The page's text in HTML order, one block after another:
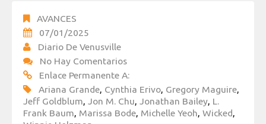
AVANCES
07/01/2025
Diario De Venusville
No Hay Comentarios
Enlace Permanente A:
Ariana Grande, Cynthia Erivo, Gregory Maguire,
Jeff Goldblum, Jon M. Chu, Jonathan Bailey, L.
Frank Baum, Marissa Bode, Michelle Yeoh, Wicked,